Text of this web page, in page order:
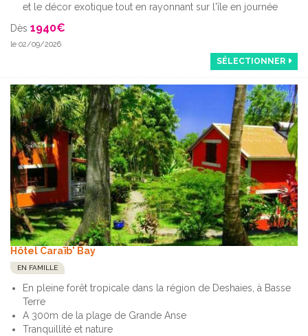
et le décor exotique tout en rayonnant sur l'île en journée
Dès 1940€
le 02/09/2026
SÉLECTIONNER
Hôtel Caraïb' Bay
EN FAMILLE
En pleine forêt tropicale dans la région de Deshaies, à Basse
Terre
A 300m de la plage de Grande Anse
Tranquillité et nature